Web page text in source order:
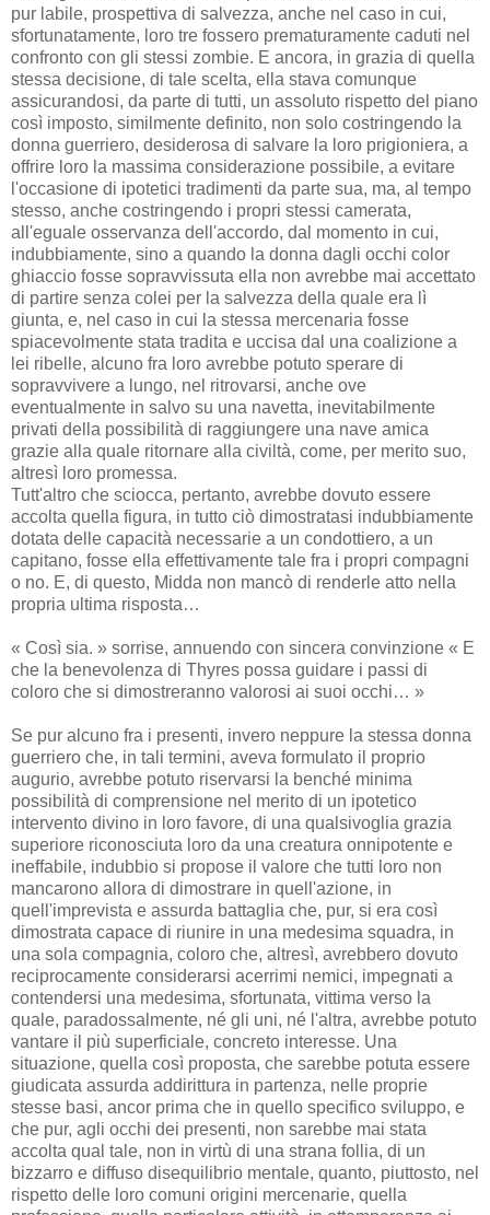
pur labile, prospettiva di salvezza, anche nel caso in cui,
sfortunatamente, loro tre fossero prematuramente caduti nel
confronto con gli stessi zombie. E ancora, in grazia di quella
stessa decisione, di tale scelta, ella stava comunque
assicurandosi, da parte di tutti, un assoluto rispetto del piano
così imposto, similmente definito, non solo costringendo la
donna guerriero, desiderosa di salvare la loro prigioniera, a
offrire loro la massima considerazione possibile, a evitare
l'occasione di ipotetici tradimenti da parte sua, ma, al tempo
stesso, anche costringendo i propri stessi camerata,
all'eguale osservanza dell'accordo, dal momento in cui,
indubbiamente, sino a quando la donna dagli occhi color
ghiaccio fosse sopravvissuta ella non avrebbe mai accettato
di partire senza colei per la salvezza della quale era lì
giunta, e, nel caso in cui la stessa mercenaria fosse
spiacevolmente stata tradita e uccisa dal una coalizione a
lei ribelle, alcuno fra loro avrebbe potuto sperare di
sopravvivere a lungo, nel ritrovarsi, anche ove
eventualmente in salvo su una navetta, inevitabilmente
privati della possibilità di raggiungere una nave amica
grazie alla quale ritornare alla civiltà, come, per merito suo,
altresì loro promessa.
Tutt'altro che sciocca, pertanto, avrebbe dovuto essere
accolta quella figura, in tutto ciò dimostratasi indubbiamente
dotata delle capacità necessarie a un condottiero, a un
capitano, fosse ella effettivamente tale fra i propri compagni
o no. E, di questo, Midda non mancò di renderle atto nella
propria ultima risposta…
« Così sia. » sorrise, annuendo con sincera convinzione « E
che la benevolenza di Thyres possa guidare i passi di
coloro che si dimostreranno valorosi ai suoi occhi… »
Se pur alcuno fra i presenti, invero neppure la stessa donna
guerriero che, in tali termini, aveva formulato il proprio
augurio, avrebbe potuto riservarsi la benché minima
possibilità di comprensione nel merito di un ipotetico
intervento divino in loro favore, di una qualsivoglia grazia
superiore riconosciuta loro da una creatura onnipotente e
ineffabile, indubbio si propose il valore che tutti loro non
mancarono allora di dimostrare in quell'azione, in
quell'imprevista e assurda battaglia che, pur, si era così
dimostrata capace di riunire in una medesima squadra, in
una sola compagnia, coloro che, altresì, avrebbero dovuto
reciprocamente considerarsi acerrimi nemici, impegnati a
contendersi una medesima, sfortunata, vittima verso la
quale, paradossalmente, né gli uni, né l'altra, avrebbe potuto
vantare il più superficiale, concreto interesse. Una
situazione, quella così proposta, che sarebbe potuta essere
giudicata assurda addirittura in partenza, nelle proprie
stesse basi, ancor prima che in quello specifico sviluppo, e
che pur, agli occhi dei presenti, non sarebbe mai stata
accolta qual tale, non in virtù di una strana follia, di un
bizzarro e diffuso disequilibrio mentale, quanto, piuttosto, nel
rispetto delle loro comuni origini mercenarie, quella